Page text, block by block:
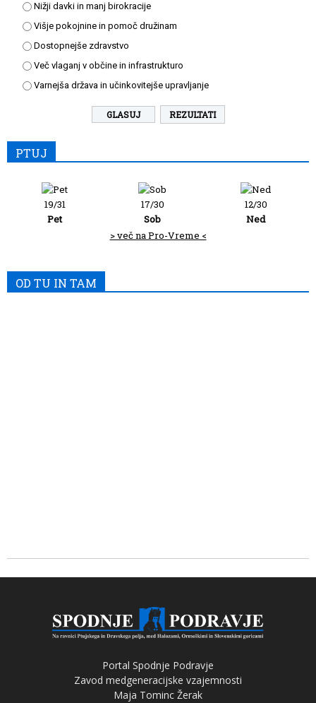
Nižji davki in manj birokracije
Višje pokojnine in pomoč družinam
Dostopnejše zdravstvo
Več vlaganj v občine in infrastrukturo
Varnejša država in učinkovitejše upravljanje
REZULTATI
PTUJ
19/31
Pet
17/30
Sob
12/30
Ned
> več na Pro-Vreme <
OD TU IN TAM
Portal Spodnje Podravje
Zavod medgeneracijske vzajemnosti
Maja Tominc Žerak